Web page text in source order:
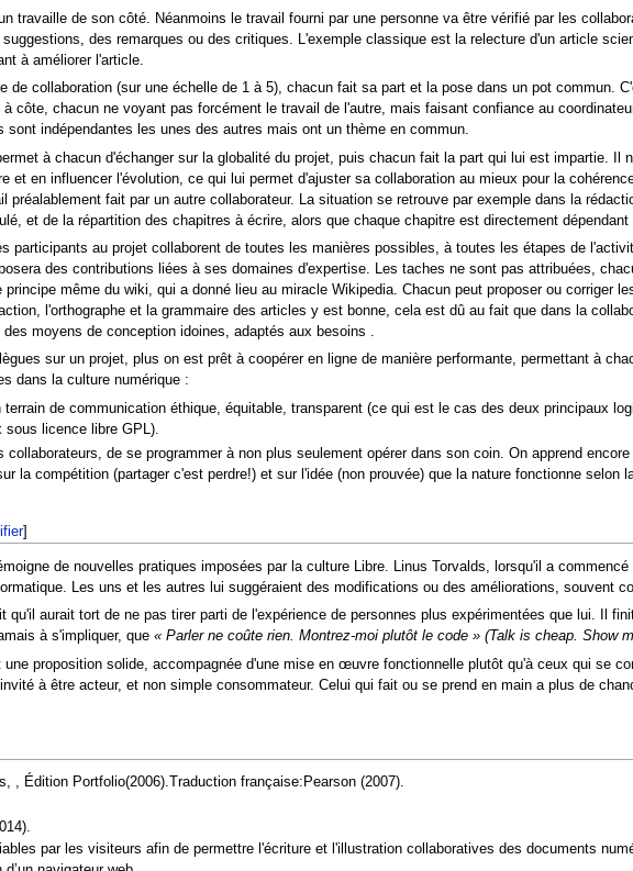
travaille de son côté. Néanmoins le travail fourni par une personne va être vérifié par les
des remarques ou des critiques. L'exemple classique est la relecture d'un article
à améliorer l'article.
de collaboration (sur une échelle de 1 à 5), chacun fait sa part et la pose dans un pot commun.
côte, chacun ne voyant pas forcément le travail de l'autre, mais faisant confiance au
indépendantes les unes des autres mais ont un thème en commun.
à chacun d'échanger sur la globalité du projet, puis chacun fait la part qui lui est impartie. Il
en influencer l'évolution, ce qui lui permet d'ajuster sa collaboration au mieux pour la
préalablement fait par un autre collaborateur. La situation se retrouve par exemple dans la
et de la répartition des chapitres à écrire, alors que chaque chapitre est directement dépendant
participants au projet collaborent de toutes les manières possibles, à toutes les étapes de
des contributions liées à ses domaines d'expertise. Les taches ne sont pas attribuées,
même du wiki, qui a donné lieu au miracle Wikipedia. Chacun peut proposer ou corriger
l'orthographe et la grammaire des articles y est bonne, cela est dû au fait que dans la
moyens de conception idoines, adaptés aux besoins .
sur un projet, plus on est prêt à coopérer en ligne de manière performante, permettant à
dans la culture numérique :
de communication éthique, équitable, transparent (ce qui est le cas des deux principaux
licence libre GPL).
de se programmer à non plus seulement opérer dans son coin. On apprend
la compétition (partager c'est perdre!) et sur l'idée (non prouvée) que la nature fonctionne selon
]
de nouvelles pratiques imposées par la culture Libre. Linus Torvalds, lorsqu'il a
Les uns et les autres lui suggéraient des modifications ou des améliorations, souvent
aurait tort de ne pas tirer parti de l'expérience de personnes plus expérimentées que lui. Il
à s'impliquer, que « Parler ne coûte rien. Montrez-moi plutôt le code » (Talk is cheap. Show
proposition solide, accompagnée d'une mise en œuvre fonctionnelle plutôt qu'à ceux qui se
à être acteur, et non simple consommateur. Celui qui fait ou se prend en main a plus de
, Édition Portfolio(2006).Traduction française:Pearson (2007).
par les visiteurs afin de permettre l'écriture et l'illustration collaboratives des documents